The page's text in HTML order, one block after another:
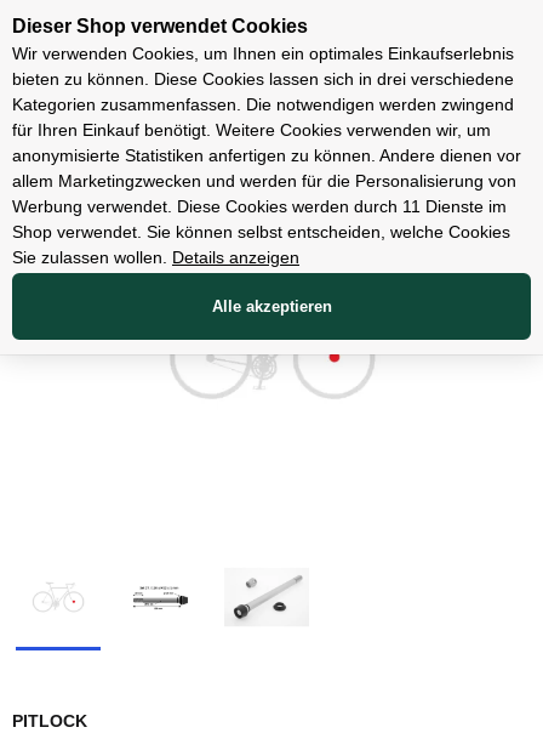
Unsere Filialen
Zubehör
PITLOCK
Dieser Shop verwendet Cookies
Wir verwenden Cookies, um Ihnen ein optimales Einkaufserlebnis
bieten zu können. Diese Cookies lassen sich in drei verschiedene
Kategorien zusammenfassen. Die notwendigen werden zwingend
für Ihren Einkauf benötigt. Weitere Cookies verwenden wir, um
anonymisierte Statistiken anfertigen zu können. Andere dienen vor
allem Marketingzwecken und werden für die Personalisierung von
Werbung verwendet. Diese Cookies werden durch 11 Dienste im
Shop verwendet. Sie können selbst entscheiden, welche Cookies
Sie zulassen wollen.
Details anzeigen
Alle akzeptieren